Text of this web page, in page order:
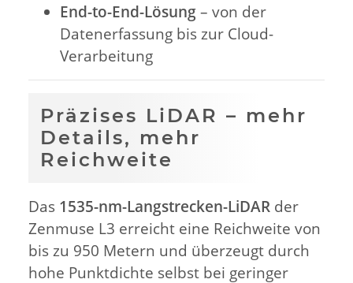
End-to-End-Lösung– von der
Datenerfassung bis zur Cloud-
Verarbeitung
Präzises LiDAR – mehr
Details, mehr
Reichweite
Das 1535-nm-Langstrecken-LiDAR der
Zenmuse L3 erreicht eine Reichweite von
bis zu 950 Metern und überzeugt durch
hohe Punktdichte selbst bei geringer